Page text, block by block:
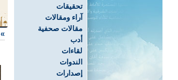
تحقيقات
آراء ومقالات
مقالات صحفية
أدب
لقاءات
الندوات
إصدارات
»